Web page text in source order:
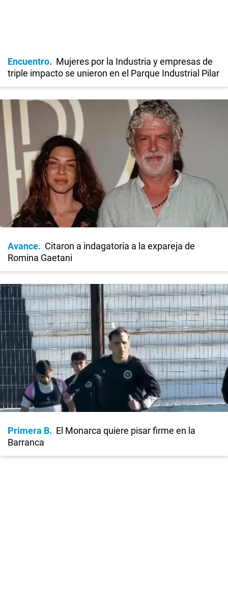
Encuentro
Mujeres por la Industria y empresas de
triple impacto se unieron en el Parque Industrial Pilar
Avance
Citaron a indagatoria a la expareja de
Romina Gaetani
Primera B
El Monarca quiere pisar firme en la
Barranca